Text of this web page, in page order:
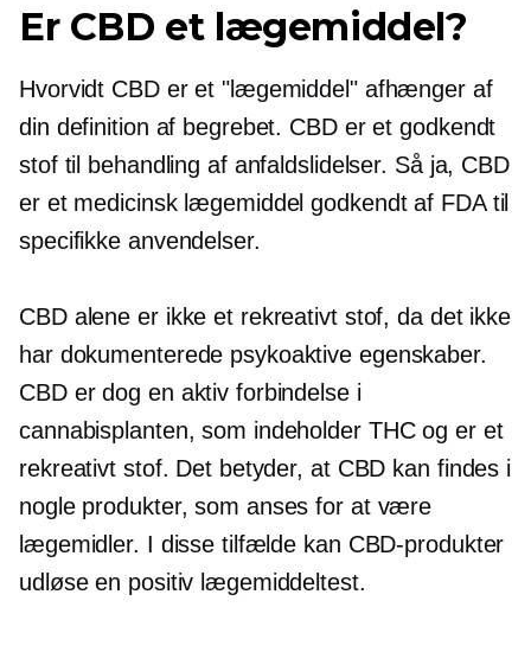
Er CBD et lægemiddel?
Hvorvidt CBD er et "lægemiddel" afhænger af
din definition af begrebet. CBD er et godkendt
stof til behandling af anfaldslidelser. Så ja, CBD
er et medicinsk lægemiddel godkendt af FDA til
specifikke anvendelser.
CBD alene er ikke et rekreativt stof, da det ikke
har dokumenterede psykoaktive egenskaber.
CBD er dog en aktiv forbindelse i
cannabisplanten, som indeholder THC og er et
rekreativt stof. Det betyder, at CBD kan findes i
nogle produkter, som anses for at være
lægemidler. I disse tilfælde kan CBD-produkter
udløse en positiv lægemiddeltest.